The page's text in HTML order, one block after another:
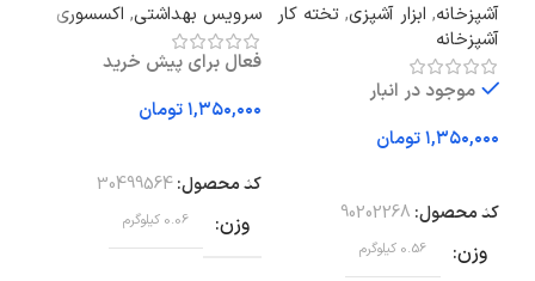
آشپزخانه, ابزار آشپزی, تخته کار
آشپزخانه
موجود در انبار
تومان
کد محصول: 90202268
وزن 0.56 کیلوگرم
سرویس بهداشتی, اکسسوری
فعال برای پیش خرید
تومان
کد محصول:30499564
وزن 0.06 کیلوگرم